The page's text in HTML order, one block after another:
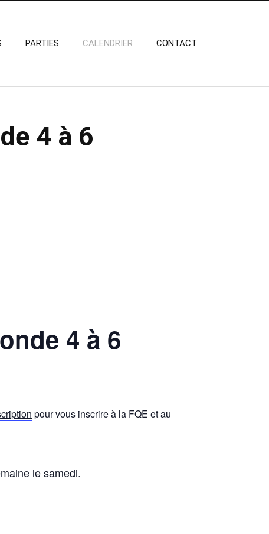
PARTIES CALENDRIER CONTACT
4 à 6
4 à 6
pour vous inscrire à la FQE et au
le samedi.